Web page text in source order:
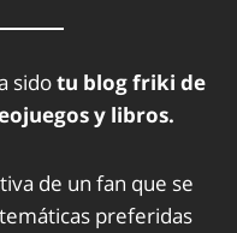
sidotu blog friki de
y libros.
de un fan que se
preferidas